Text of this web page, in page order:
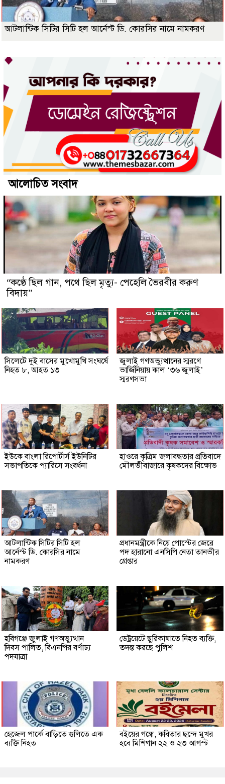
আটলান্টিক সিটির সিটি হল আর্নেস্ট ডি. কোরসির নামে নামকরণ
আলোচিত সংবাদ
“কণ্ঠে ছিল গান, পথে ছিল মৃত্যু- পেহেলি ভৈরবীর করুণ
বিদায়”
সিলেটে দুই বাসের মুখোমুখি সংঘর্ষে
নিহত ৮, আহত ১৩
জুলাই গণঅভ্যুত্থানের স্মরণে
ভার্জিনিয়ায় কাল ‘৩৬ জুলাই’
স্মরণসভা
ইউকে বাংলা রিপোর্টার্স ইউনিটির
সভাপতিকে প্যারিসে সংবর্ধনা
হাওরে কৃত্রিম জলাবদ্ধতার প্রতিবাদে
মৌলভীবাজারে কৃষকদের বিক্ষোভ
আটলান্টিক সিটির সিটি হল
আর্নেস্ট ডি. কোরসির নামে
নামকরণ
প্রধানমন্ত্রীকে নিয়ে পোস্টের জেরে
পদ হারানো এনসিপি নেতা তানভীর
গ্রেপ্তার
হবিগঞ্জে জুলাই গণঅভ্যুত্থান
দিবস পালিত, বিএনপির বর্ণাঢ্য
পদযাত্রা
ডেট্রয়েটে ছুরিকাঘাতে নিহত ব্যক্তি,
তদন্ত করছে পুলিশ
হেজেল পার্কে বাড়িতে গুলিতে এক
ব্যক্তি নিহত
বইয়ের গন্ধে, কবিতার ছন্দে মুখর
হবে মিশিগান ২২ ও ২৩ আগস্ট